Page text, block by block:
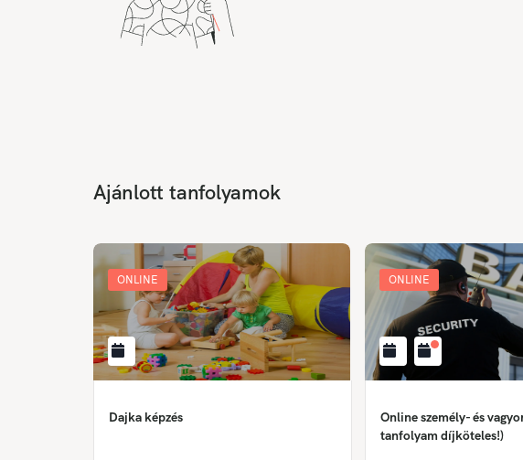
Ajánlott tanfolyamok
ONLINE
Dajka képzés
ONLINE
Online személy- és
tanfolyam díjköteles!)